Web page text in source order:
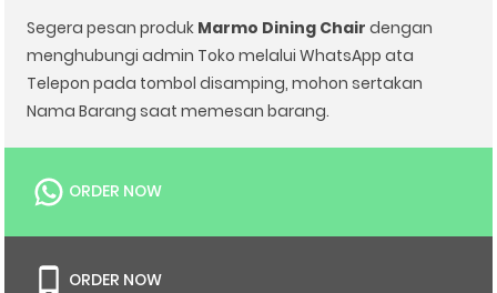
Segera pesan produk Marmo Dining Chair dengan
menghubungi admin Toko melalui WhatsApp ata
Telepon pada tombol disamping, mohon sertakan
Nama Barang saat memesan barang.
ORDER NOW
ORDER NOW